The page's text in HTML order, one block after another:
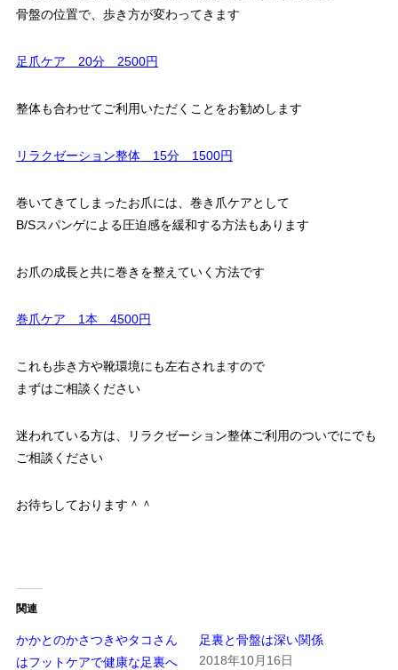
骨盤の位置で、歩き方が変わってきます
足爪ケア 20分 2500円
整体も合わせてご利用いただくことをお勧めします
リラクゼーション整体 15分 1500円
巻いてきてしまったお爪には、巻き爪ケアとして
B/Sスパンゲによる圧迫感を緩和する方法もあります
お爪の成長と共に巻きを整えていく方法です
巻爪ケア 1本 4500円
これも歩き方や靴環境にも左右されますので
まずはご相談ください
迷われている方は、リラクゼーション整体ご利用のついでにでも
ご相談ください
お待ちしております＾＾
関連
かかとのかさつきやタコさん
はフットケアで健康な足裏へ
足裏と骨盤は深い関係
2018年10月16日